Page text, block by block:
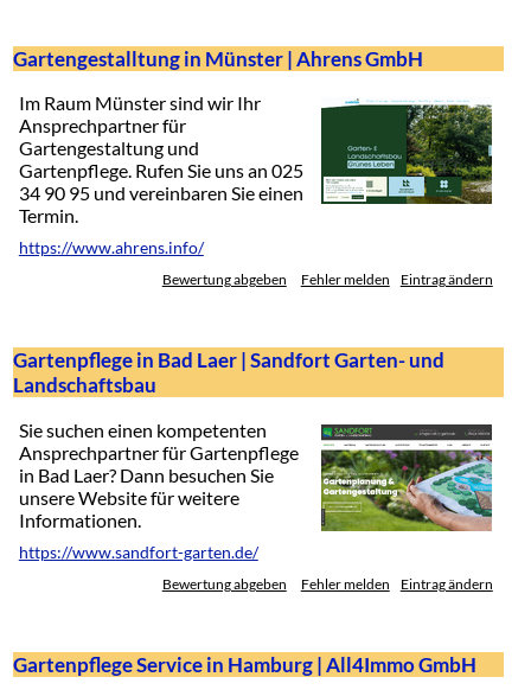
Gartengestalltung in Münster | Ahrens GmbH
Im Raum Münster sind wir Ihr
Ansprechpartner für
Gartengestaltung und
Gartenpflege. Rufen Sie uns an 025
34 90 95 und vereinbaren Sie einen
Termin.
https://www.ahrens.info/
Bewertung abgeben Fehler melden Eintrag ändern
Gartenpflege in Bad Laer | Sandfort Garten- und
Landschaftsbau
Sie suchen einen kompetenten
Ansprechpartner für Gartenpflege
in Bad Laer? Dann besuchen Sie
unsere Website für weitere
Informationen.
https://www.sandfort-garten.de/
Bewertung abgeben Fehler melden Eintrag ändern
Gartenpflege Service in Hamburg | All4Immo GmbH